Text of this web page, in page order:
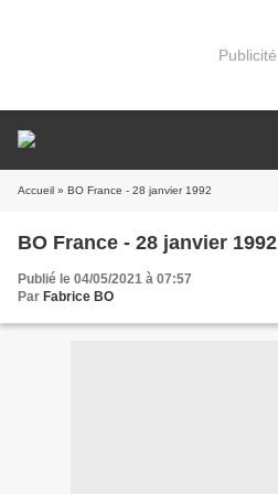
Publicité
Accueil » BO France - 28 janvier 1992
BO France - 28 janvier 1992
Publié le 04/05/2021 à 07:57
Par Fabrice BO